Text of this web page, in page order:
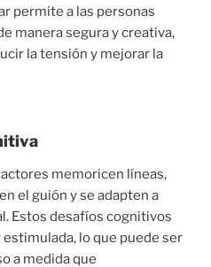
permite a las personas
manera segura y creativa,
la tensión y mejorar la
memoricen líneas,
el guión y se adapten a
Estos desafíos cognitivos
lo que puede ser
a medida que